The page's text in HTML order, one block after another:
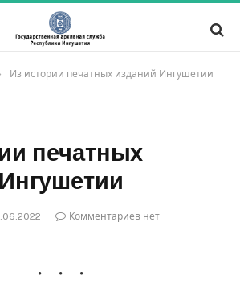
Из истории печатных изданий Ингушетии
печатных
Комментариев нет